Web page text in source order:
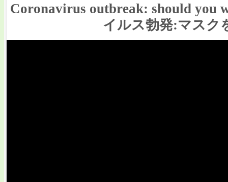
Coronavirus outbreak: should you
イルス勃発:マスク